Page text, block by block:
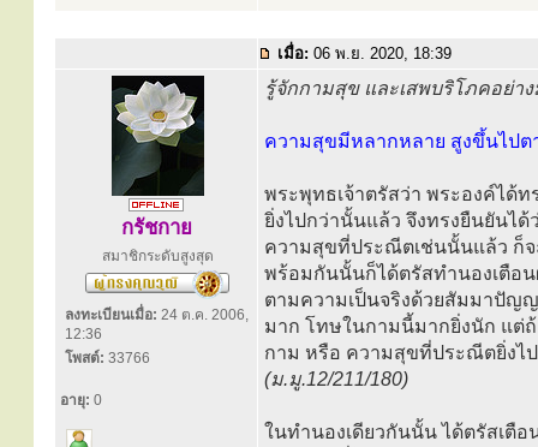
เมื่อ: 06 พ.ย. 2020, 18:39
กรัชกาย
สมาชิกระดับสูงสุด
ลงทะเบียนเมื่อ: 24 ต.ค. 2006,
12:36
โพสต์: 33766
อายุ: 0
รู้จักกามสุข และเสพบริโภคอย่า
ความสุขมีหลากหลาย สูงขึ้นไป
พระพุทธเจ้าตรัสว่า พระองค์ได้
ยิ่งไปกว่านั้นแล้ว จึงทรงยืนยันไ
ความสุขที่ประณีตเช่นนั้นแล้ว ก็จ
พร้อมกันนั้นก็ได้ตรัสทำนองเตือน
ตามความเป็นจริงด้วยสัมมาปั
มาก โทษในกามนี้มากยิ่งนัก แต่
กาม หรือ ความสุขที่ประณีตยิ่งไป
(ม.มู.12/211/180)
ในทำนองเดียวกันนั้น ได้ตรัสเตื